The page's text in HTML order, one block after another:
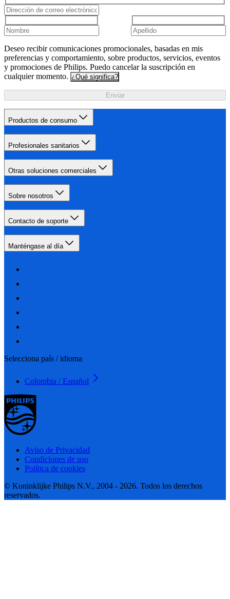
Deseo recibir comunicaciones promocionales, basadas en mis
preferencias y comportamiento, sobre productos, servicios, eventos
y promociones de Philips. Puedo cancelar la suscripción en
cualquier momento. ¿Qué significa?
Enviar
Productos de consumo
Profesionales sanitarios
Otras soluciones comerciales
Sobre nosotros
Contacto de soporte
Manténgase al día
Selecciona país / idioma
Colombia / Español
Aviso de Privacidad
Condiciones de uso
Política de cookies
© Koninklijke Philips N.V., 2004 - 2026. Todos los derechos
reservados.